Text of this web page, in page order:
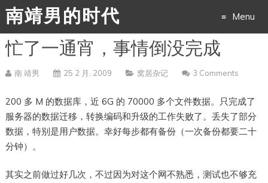
南靖男的时代 Menu
Skip
to
content
忙了一通宵，事情倒没完成
南 靖男 25 2 月, 2009 窝居杂记 3 Comments
200 多 M 的数据库，近 6G 的 70000 多个文件数据。只完成了
服务器的数据迁移，转换编码和升级的工作失败了。丢失了部分
数据，特别是用户数据。幸好每步都有备份（一次备份都要二十
分钟）。
其实之前做过好几次，不过因为对这个网不熟悉，测试也不够充